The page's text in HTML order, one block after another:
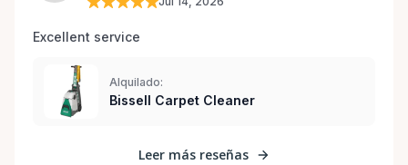
Excellent service
Alquilado:
Bissell Carpet Cleaner
Leer más reseñas